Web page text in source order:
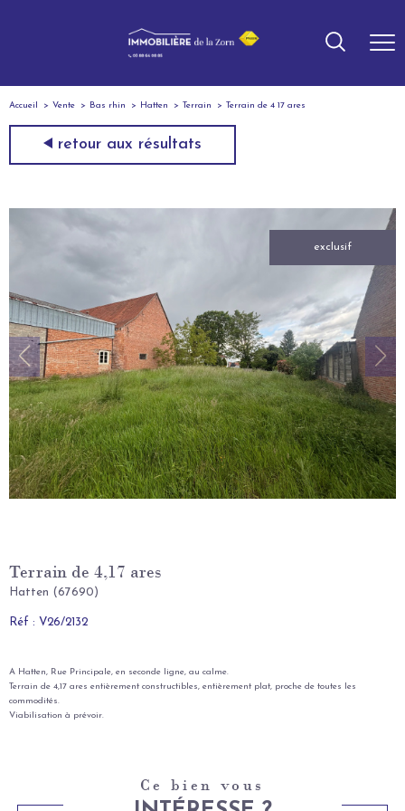
Accueil Vente Bas rhin Hatten Terrain Terrain de 4 17 ares
retour aux résultats
exclusif
Terrain de 4,17 ares
Hatten (67690)
Réf : V26/2132
A Hatten, Rue Principale, en seconde ligne, au calme.
Terrain de 4,17 ares entièrement constructibles, entièrement plat, proche de toutes les
commodités.
Viabilisation à prévoir.
Ce bien vous